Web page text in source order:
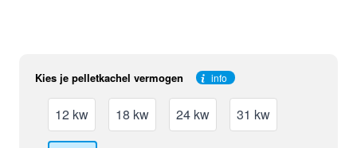
Kies je pelletkachel vermogen info
12 kw 18 kw 24 kw 31 kw